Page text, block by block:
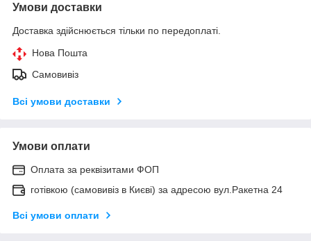
Умови доставки
Доставка здійснюється тільки по передоплаті.
Нова Пошта
Самовивіз
Всі умови доставки
Умови оплати
Оплата за реквізитами ФОП
готівкою (самовивіз в Києві) за адресою вул.Ракетна 24
Всі умови оплати